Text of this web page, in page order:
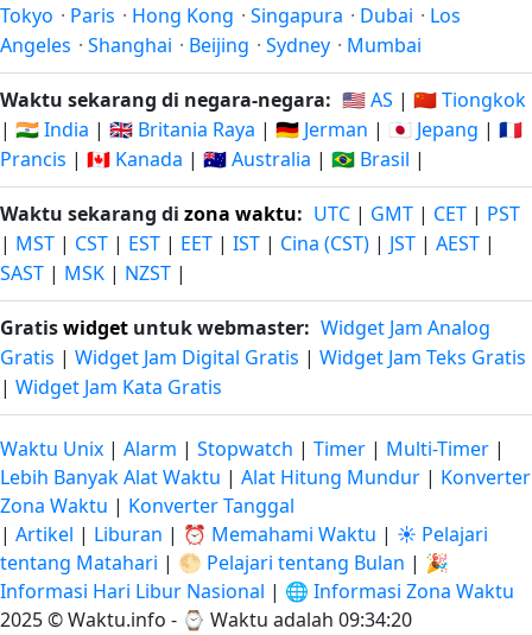
Tokyo · Paris · Hong Kong · Singapura · Dubai · Los
Angeles · Shanghai · Beijing · Sydney · Mumbai
Waktu sekarang di negara-negara: 🇺🇸 AS | 🇨🇳 Tiongkok
| 🇮🇳 India | 🇬🇧 Britania Raya | 🇩🇪 Jerman | 🇯🇵 Jepang | 🇫🇷
Prancis | 🇨🇦 Kanada | 🇦🇺 Australia | 🇧🇷 Brasil |
Waktu sekarang di zona waktu: UTC | GMT | CET | PST
| MST | CST | EST | EET | IST | Cina (CST) | JST | AEST |
SAST | MSK | NZST |
Gratiswidget untuk webmaster: Widget Jam Analog
Gratis | Widget Jam Digital Gratis | Widget Jam Teks Gratis
| Widget Jam Kata Gratis
Waktu Unix | Alarm | Stopwatch | Timer | Multi-Timer |
Lebih Banyak Alat Waktu | Alat Hitung Mundur | Konverter
Zona Waktu | Konverter Tanggal
| Artikel | Liburan | ⏰ Memahami Waktu | ☀️ Pelajari
tentang Matahari | 🌕 Pelajari tentang Bulan | 🎉
Informasi Hari Libur Nasional | 🌐 Informasi Zona Waktu
2025 © Waktu.info - ⌚ Waktu adalah 09:34:20